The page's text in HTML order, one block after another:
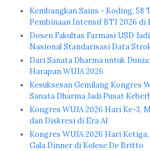
Kembangkan Sains - Koding,
Pembinaan Intensif BTI 2026 di
Dosen Fakultas Farmasi USD
Nasional Standarisasi Data
Dari Sanata Dharma untuk
Harapan WUJA 2026
Kesuksesan Gemilang Kongres
Sanata Dharma Jadi Pusat
Kongres WUJA 2026 Hari Ke-3,
dan Diskresi di Era AI
Kongres WUJA 2026 Hari
Gala Dinner di Kolese De Britto